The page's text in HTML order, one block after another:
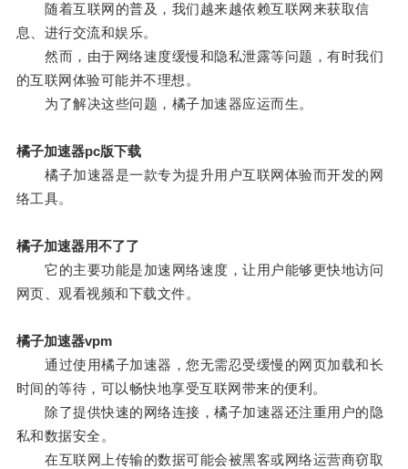
随着互联网的普及，我们越来越依赖互联网来获取信
息、进行交流和娱乐。
然而，由于网络速度缓慢和隐私泄露等问题，有时我们
的互联网体验可能并不理想。
为了解决这些问题，橘子加速器应运而生。
橘子加速器pc版下载
橘子加速器是一款专为提升用户互联网体验而开发的网
络工具。
橘子加速器用不了了
它的主要功能是加速网络速度，让用户能够更快地访问
网页、观看视频和下载文件。
橘子加速器vpm
通过使用橘子加速器，您无需忍受缓慢的网页加载和长
时间的等待，可以畅快地享受互联网带来的便利。
除了提供快速的网络连接，橘子加速器还注重用户的隐
私和数据安全。
在互联网上传输的数据可能会被黑客或网络运营商窃取